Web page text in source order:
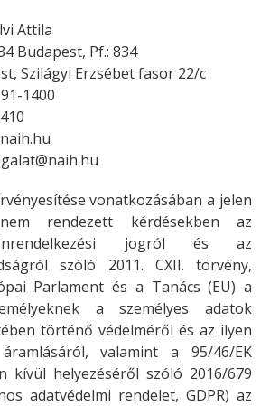
Attila
Budapest, Pf.: 834
Szilágyi Erzsébet fasor 22/c
1400
vonatkozásában a jelen
rendezett kérdésekben az
jogról és az
szóló 2011. CXII. törvény,
Parlament és a Tanács (EU) a
a személyes adatok
történő védelméről és az ilyen
valamint a 95/46/EK
kívül helyezéséről szóló 2016/679
adatvédelmi rendelet, GDPR) az